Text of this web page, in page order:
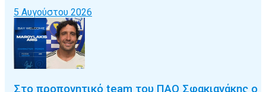
5 Αυγούστου 2026
Στο προπονητικό team του ΠΑΟ Σφακιανάκης ο